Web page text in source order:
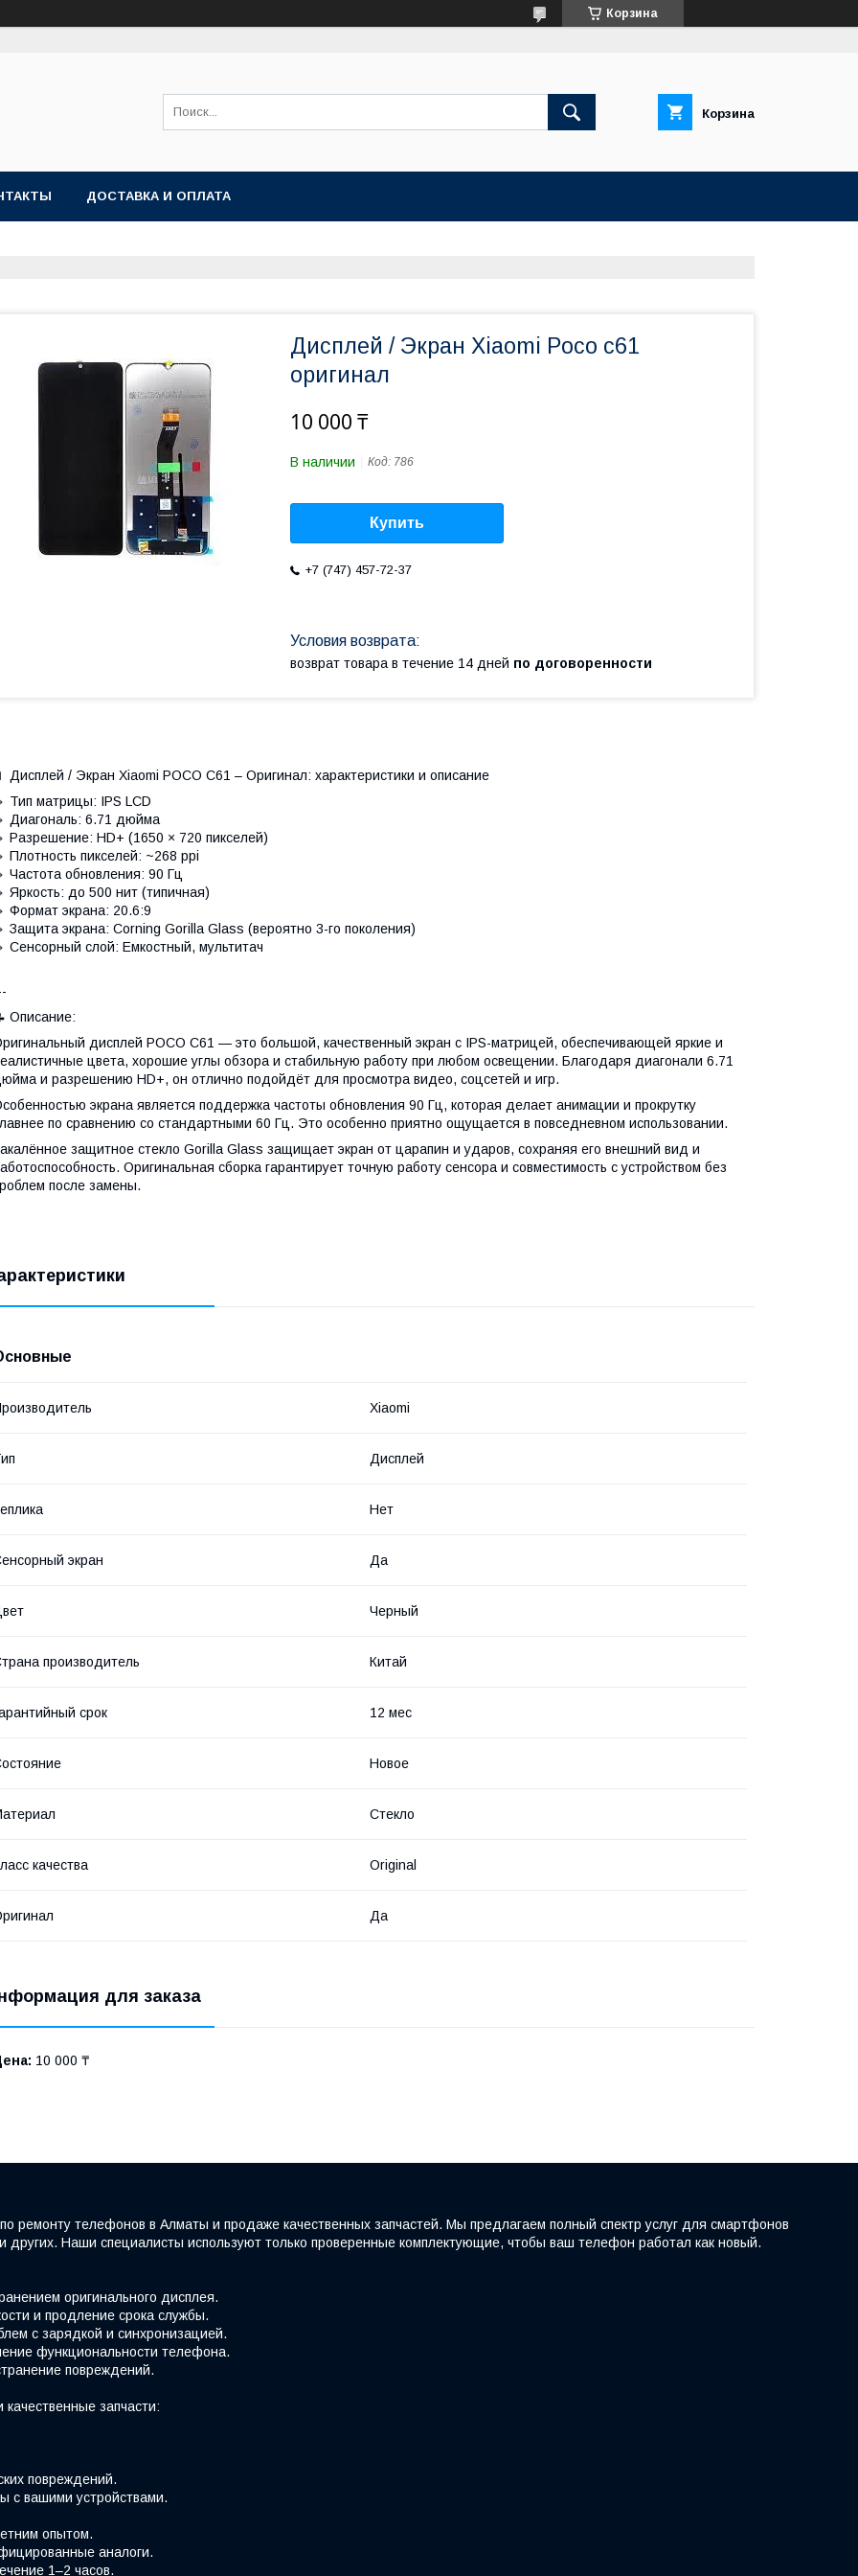
Корзина
Корзина
ДОСТАВКА И ОПЛАТА
Дисплей / Экран Xiaomi Poco c61
оригинал
10 000 ₸
В наличии Код: 786
Купить
+7 (747) 457-72-37
возврат товара в течение 14 дней по договоренности
Дисплей / Экран Xiaomi POCO C61 – Оригинал: характеристики и описание
Тип матрицы: IPS LCD
Диагональ: 6.71 дюйма
Разрешение: HD+ (1650 × 720 пикселей)
Плотность пикселей: ~268 ppi
Частота обновления: 90 Гц
Яркость: до 500 нит (типичная)
Формат экрана: 20.6:9
Защита экрана: Corning Gorilla Glass (вероятно 3-го поколения)
Сенсорный слой: Емкостный, мультитач
Описание:
дисплей POCO C61 — это большой, качественный экран с IPS-матрицей, обеспечивающей яркие и
цвета, хорошие углы обзора и стабильную работу при любом освещении. Благодаря диагонали 6.71
и разрешению HD+, он отлично подойдёт для просмотра видео, соцсетей и игр.
экрана является поддержка частоты обновления 90 Гц, которая делает анимации и прокрутку
по сравнению со стандартными 60 Гц. Это особенно приятно ощущается в повседневном использовании.
защитное стекло Gorilla Glass защищает экран от царапин и ударов, сохраняя его внешний вид и
Оригинальная сборка гарантирует точную работу сенсора и совместимость с устройством без
после замены.
Xiaomi
Дисплей
Нет
экран Да
Черный
производитель Китай
срок 12 мес
Новое
Стекло
качества Original
Да
для заказа
10 000 ₸
телефонов в Алматы и продаже качественных запчастей. Мы предлагаем полный спектр услуг для смартфонов
других. Наши специалисты используют только проверенные комплектующие, чтобы ваш телефон работал как новый.
оригинального дисплея.
и продление срока службы.
с зарядкой и синхронизацией.
функциональности телефона.
повреждений.
запчасти:
повреждений.
с вашими устройствами.
опытом.
аналоги.
1–2 часов.